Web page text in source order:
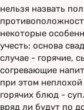
нельзя назвать
некоторые
учесть: основа
случае - горячие,
согревающие
при этом
горячих блюд -
вряд ли будут по